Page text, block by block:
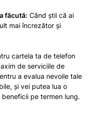
făcută: Când știi că ai
mai încrezător și
cartela ta de telefon
de serviciile de
a evalua nevoile tale
și vei putea lua o
pe termen lung.